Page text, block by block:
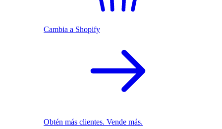
Cambia a Shopify
Obtén más clientes. Vende más.